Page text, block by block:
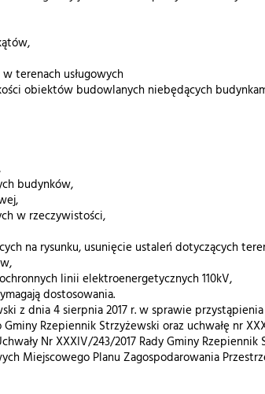
terenach usługowych
obiektów budowlanych niebędących
budynków,
w rzeczywistości,
na rysunku, usunięcie ustaleń dotyczących
linii elektroenergetycznych 110kV,
dostosowania.
z dnia 4 sierpnia 2017 r. w sprawie
Rzepiennik Strzyżewski oraz uchwałę nr
Nr XXXIV/243/2017 Rady Gminy
Miejscowego Planu Zagospodarowania